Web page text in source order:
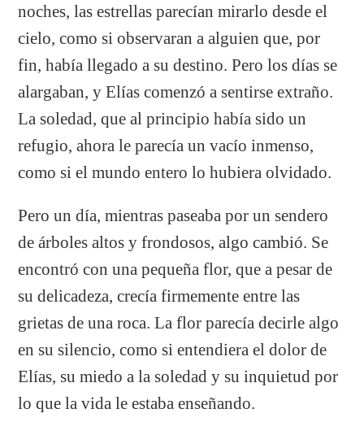
noches, las estrellas parecían mirarlo desde el
cielo, como si observaran a alguien que, por
fin, había llegado a su destino. Pero los días se
alargaban, y Elías comenzó a sentirse extraño.
La soledad, que al principio había sido un
refugio, ahora le parecía un vacío inmenso,
como si el mundo entero lo hubiera olvidado.
Pero un día, mientras paseaba por un sendero
de árboles altos y frondosos, algo cambió. Se
encontró con una pequeña flor, que a pesar de
su delicadeza, crecía firmemente entre las
grietas de una roca. La flor parecía decirle algo
en su silencio, como si entendiera el dolor de
Elías, su miedo a la soledad y su inquietud por
lo que la vida le estaba enseñando.